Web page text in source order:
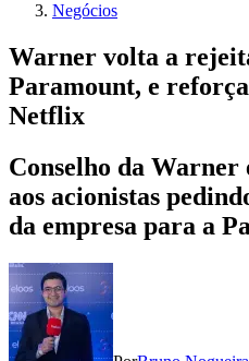
Negócios
Warner volta a
Paramount, e
Netflix
Conselho da Warner
aos acionistas
da empresa para a